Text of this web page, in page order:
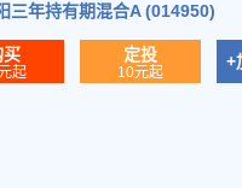
三年持有期混合A (014950)
买
起
定投
10元起
+